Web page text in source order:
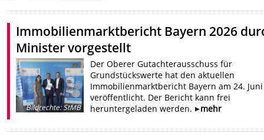
Immobilienmarktbericht Bayern 2026
Minister vorgestellt
Bildrechte:StMB
Der Oberer Gutachterausschuss für
Grundstückswerte hat den aktuellen
Immobilienmarktbericht Bayern am 24. Juni
veröffentlicht. Der Bericht kann frei
heruntergeladen werden.
mehr